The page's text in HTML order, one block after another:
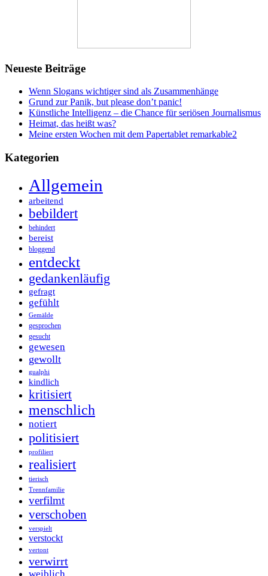
Neueste Beiträge
Wenn Slogans wichtiger sind als Zusammenhänge
Grund zur Panik, but please don’t panic!
Künstliche Intelligenz – die Chance für seriösen Journalismus
Heimat, das heißt was?
Meine ersten Wochen mit dem Papertablet remarkable2
Kategorien
Allgemein
arbeitend
bebildert
behindert
bereist
bloggend
entdeckt
gedankenläufig
gefragt
gefühlt
Gemälde
gesprochen
gesucht
gewesen
gewollt
gualphi
kindlich
kritisiert
menschlich
notiert
politisiert
profiliert
realisiert
tierisch
Trennfamilie
verfilmt
verschoben
verspielt
verstockt
vertont
verwirrt